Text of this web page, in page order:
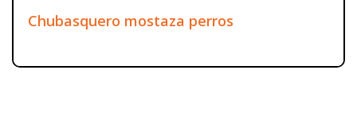
Chubasquero mostaza perros